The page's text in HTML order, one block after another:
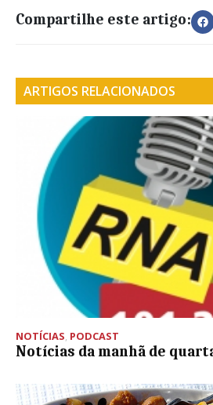
Compartilhe este artigo:
ARTIGOS RELACIONADOS
NOTÍCIAS, PODCAST
Notícias da manhã de